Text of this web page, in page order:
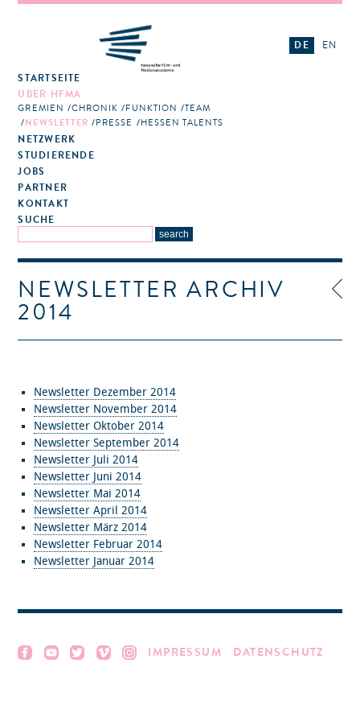
STARTSEITE
ÜBER HFMA
GREMIEN CHRONIK FUNKTION
TEAM
NEWSLETTER
PRESSE HESSEN TALENTS
NETZWERK
STUDIERENDE
JOBS
PARTNER
KONTAKT
SUCHE
DE EN
NEWSLETTER ARCHIV
2014
Newsletter Dezember 2014
Newsletter November 2014
Newsletter Oktober 2014
Newsletter September 2014
Newsletter Juli 2014
Newsletter Juni 2014
Newsletter Mai 2014
Newsletter April 2014
Newsletter März 2014
Newsletter Februar 2014
Newsletter Januar 2014
IMPRESSUM DATENSCHUTZ